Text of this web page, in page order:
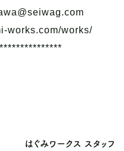
works.com/works/
はぐみワークス スタッフ